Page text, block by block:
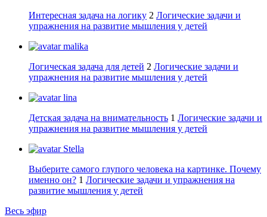
Интересная задача на логику 2 Логические задачи и
упражнения на развитие мышления у детей
malika
Логическая задача для детей 2 Логические задачи и
упражнения на развитие мышления у детей
lina
Детская задача на внимательность 1 Логические задачи и
упражнения на развитие мышления у детей
Stella
Выберите самого глупого человека на картинке. Почему
именно он? 1 Логические задачи и упражнения на
развитие мышления у детей
Весь эфир